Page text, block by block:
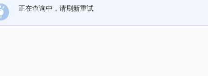
正在查询中，请刷新重试